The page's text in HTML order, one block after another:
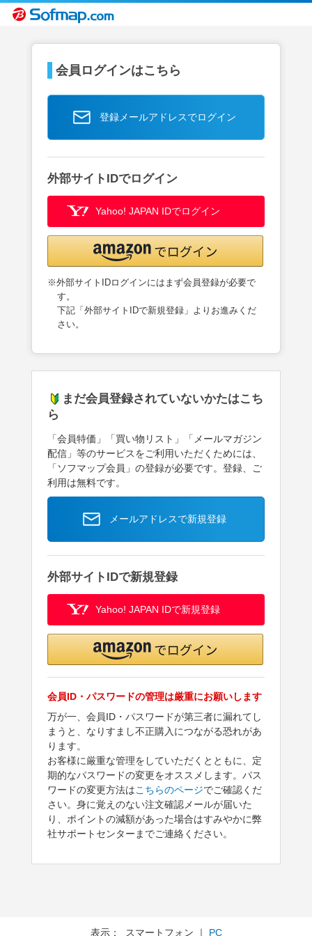
会員ログインはこちら
登録メールアドレスでログイン
外部サイトIDでログイン
Yahoo! JAPAN IDでログイン
※外部サイトIDログインにはまず会員登録が必要で
す。
下記「外部サイトIDで新規登録」よりお進みくだ
さい。
まだ会員登録されていないかたはこち
ら
「会員特価」「買い物リスト」「メールマガジン
配信」等のサービスをご利用いただくためには、
「ソフマップ会員」の登録が必要です。登録、ご
利用は無料です。
メールアドレスで新規登録
外部サイトIDで新規登録
Yahoo! JAPAN IDで新規登録
会員ID・パスワードの管理は厳重にお願いします
万が一、会員ID・パスワードが第三者に漏れてし
まうと、なりすまし不正購入につながる恐れがあ
ります。
お客様に厳重な管理をしていただくとともに、定
期的なパスワードの変更をオススメします。パス
ワードの変更方法はこちらのページでご確認くだ
さい。身に覚えのない注文確認メールが届いた
り、ポイントの減額があった場合はすみやかに弊
社サポートセンターまでご連絡ください。
表示： スマートフォン ｜ PC